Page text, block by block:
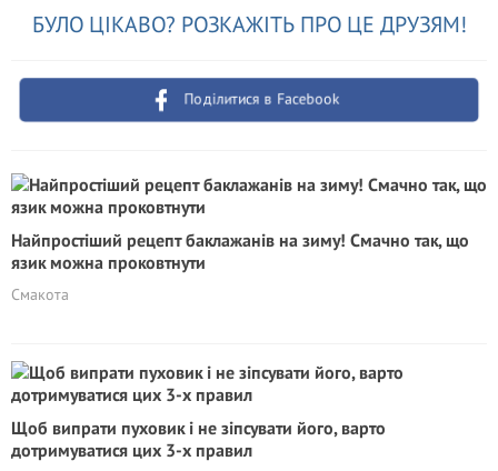
БУЛО ЦІКАВО? РОЗКАЖІТЬ ПРО ЦЕ ДРУЗЯМ!
Поділитися в Facebook
Найпростіший рецепт баклажанів на зиму! Смачно так, що
язик можна проковтнути
Смакота
Щоб випрати пуховик і не зіпсувати його, варто
дотримуватися цих 3-х правил